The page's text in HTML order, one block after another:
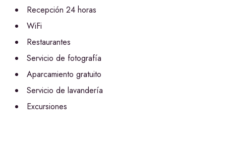
Recepción 24 horas
WiFi
Restaurantes
Servicio de fotografía
Aparcamiento gratuito
Servicio de lavandería
Excursiones